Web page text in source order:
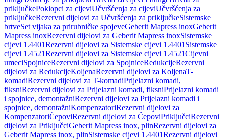
priključkePoklopci za cijeviUčvršćenja za cijeviUčvršćenja za
priključkeRezervni dijelovi za Učvršćenja za priključkeSistemske
brtveSet vijaka za prirubničke spojeveGeberit Mapress inoxGeberit
Mapress inoxRezervni dijelovi za Geberit Mapress inoxSistemske
cijevi 1.4401Rezervni dijelovi za Sistemske cijevi 1.4401 Sistemske
cijevi 1.4521Rezervni dijelovi za Sistemske cijevi 1.4521Cijevni
umeciSpojniceRezervni dijelovi za SpojniceRedukcijeRezervni
dijelovi za RedukcijeKoljenaRezervni dijelovi za KoljenaT-
komadiRezervni dijelovi za T-komadiPrijelazni komadi,
fiksniRezervni dijelovi za Prijelazni komadi, fiksniPrijelazni komadi
i spojnice, demontažniRezervni dijelovi za Prijelazni komadi i
spojnice, demontažniKompenzatoriRezervni dijelovi za
KompenzatoriČepoviRezervni dijelovi za ČepoviPriključciRezervni
dijelovi za PriključciGeberit Mapress inox, plinRezervni dijelovi za
Geberit Mapress inox, plinSistemske cijevi 1.4401Rezervni dijelovi